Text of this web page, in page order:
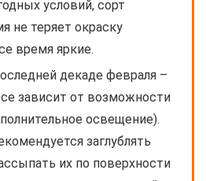
условий, сорт
не теряет окраску
время яркие.
декаде февраля –
зависит от возможности
освещение).
заглублять
их по поверхности